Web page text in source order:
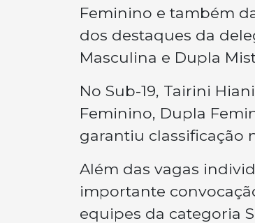
Feminino e também
dos destaques da
Masculina e Dupla
No Sub-19, Tairini
Feminino, Dupla
garantiu classificação
Além das vagas
importante
equipes da categoria